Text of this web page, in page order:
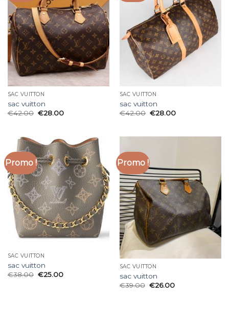
SAC VUITTON
sac vuitton
€42.00 €28.00
SAC VUITTON
sac vuitton
€42.00 €28.00
Promo !
SAC VUITTON
sac vuitton
€38.00 €25.00
Promo !
SAC VUITTON
sac vuitton
€39.00 €26.00